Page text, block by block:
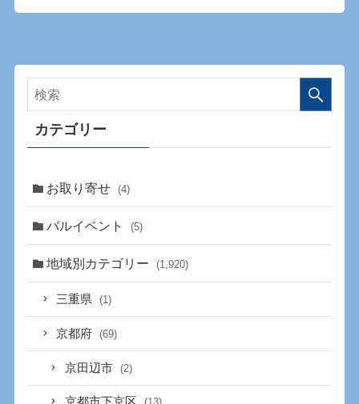
カテゴリー
お取り寄せ (4)
バルイベント (5)
地域別カテゴリー (1,920)
三重県 (1)
京都府 (69)
京田辺市 (2)